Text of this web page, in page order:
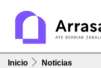
Inicio
Noticias